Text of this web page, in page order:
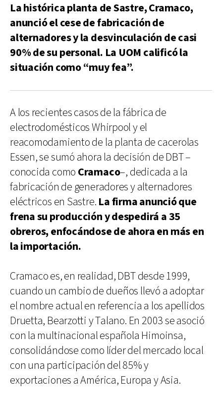
La histórica planta de Sastre, Cramaco,
anunció el cese de fabricación de
alternadores y la desvinculación de casi
90% de su personal. La UOM calificó la
situación como “muy fea”.
A los recientes casos de la fábrica de
electrodomésticos Whirpool y el
reacomodamiento de la planta de cacerolas
Essen, se sumó ahora la decisión de DBT –
conocida como Cramaco–, dedicada a la
fabricación de generadores y alternadores
eléctricos en Sastre. La firma anunció que
frena su producción y despedirá a 35
obreros, enfocándose de ahora en más en
la importación.
Cramaco es, en realidad, DBT desde 1999,
cuando un cambio de dueños llevó a adoptar
el nombre actual en referencia a los apellidos
Druetta, Bearzotti y Talano. En 2003 se asoció
con la multinacional española Himoinsa,
consolidándose como líder del mercado local
con una participación del 85% y
exportaciones a América, Europa y Asia.